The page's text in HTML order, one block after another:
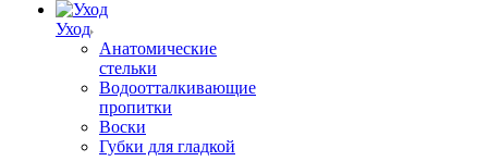
Уход
Анатомические
стельки
Водоотталкивающие
пропитки
Воски
Губки для гладкой